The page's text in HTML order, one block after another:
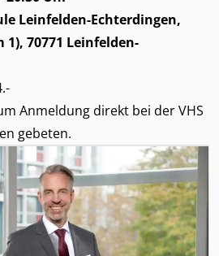
Leinfelden-Echterdingen,
70771 Leinfelden-
Anmeldung direkt bei derVHS
gebeten.